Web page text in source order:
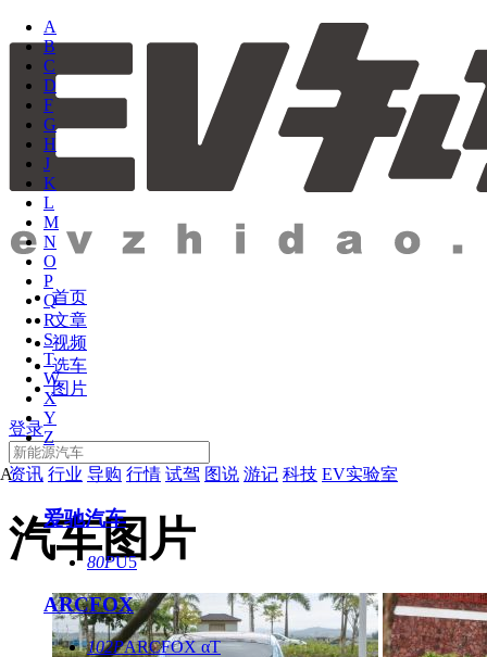
首页
文章
视频
选车
图片
登录
资讯 行业 导购 行情 试驾 图说 游记 科技 EV实验室
汽车图片
A
B
C
D
F
G
H
J
K
L
M
N
O
P
Q
R
S
T
W
X
Y
Z
A
爱驰汽车
80PU5
ARCFOX
102PARCFOX αT